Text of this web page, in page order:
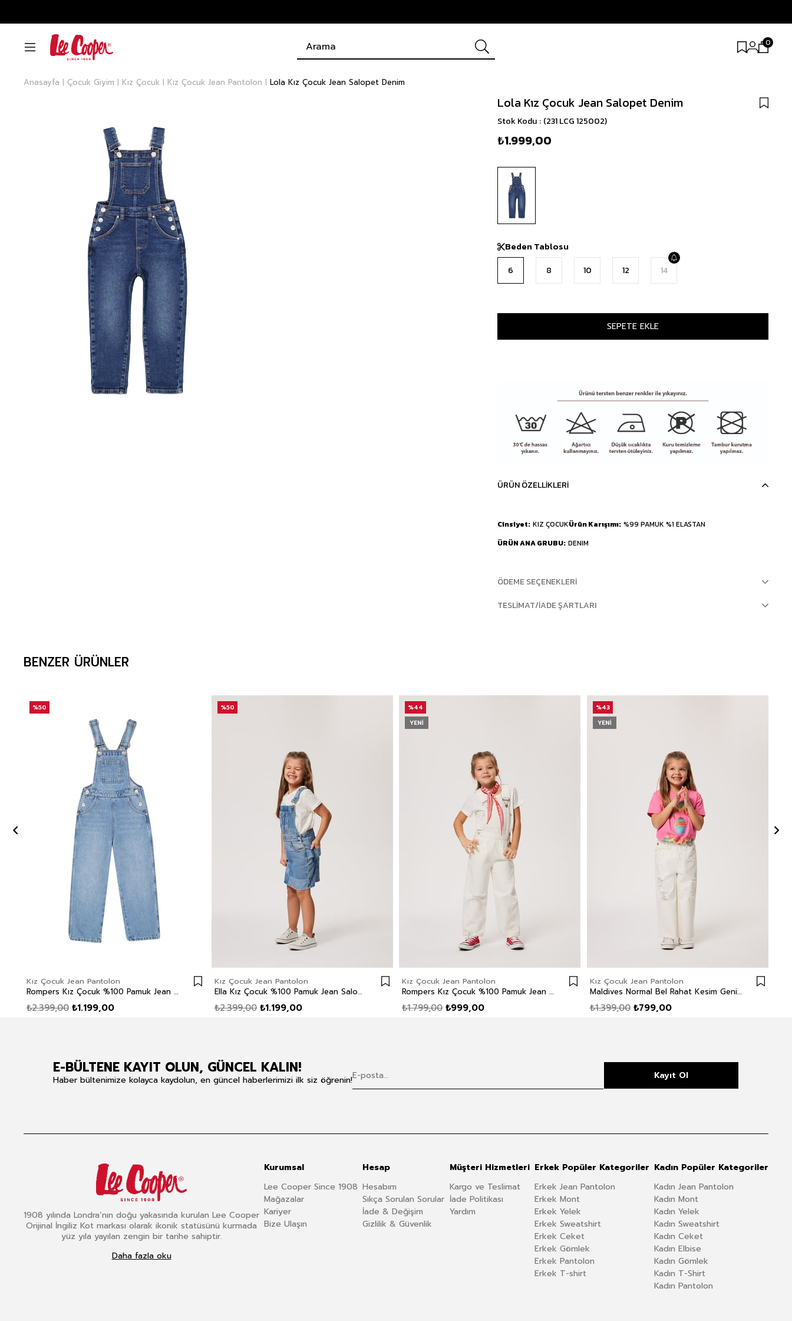
0
Anasayfa Çocuk Giyim Kız Çocuk Kız Çocuk Jean Pantolon Lola Kız Çocuk Jean Salopet Denim
Lola Kız Çocuk Jean Salopet Denim
Stok Kodu (231 LCG 125002)
₺1.999,00
Beden Tablosu
6 8 10 12 14
ÜRÜN ÖZELLIKLERI
Cinsiyet KIZ ÇOCUKÜrün Karışımı %99 PAMUK %1 ELASTAN
ÜRÜN ANA GRUBU DENIM
ÖDEME SEÇENEKLERI
TESLIMAT/İADE ŞARTLARI
BENZER ÜRÜNLER
Kız Çocuk Jean Pantolon
Rompers Kız Çocuk %100 Pamuk Jean Salopet Mid Blue
₺1.199,00
₺2.399,00
%50
Kız Çocuk Jean Pantolon
Ella Kız Çocuk %100 Pamuk Jean Salopet Light
₺1.199,00
₺2.399,00
%50
Kız Çocuk Jean Pantolon
Rompers Kız Çocuk %100 Pamuk Jean Salopet White Jean
₺999,00
₺1.799,00
%44
YENI
Kız Çocuk Jean Pantolon
Maldives Normal Bel Rahat Kesim Geniş Paça %100 Pamuk Beyaz Kız Çocuk Jean Pantolon
₺799,00
₺1.399,00
%43
YENI
E-BÜLTENE KAYIT OLUN, GÜNCEL KALIN!
Haber bültenimize kolayca kaydolun, en güncel haberlerimizi ilk siz öğrenin! Kayıt Ol
1908 yılında Londra’nın doğu yakasında kurulan Lee Cooper
Orijinal İngiliz Kot markası olarak ikonik statüsünü kurmada
yüz yıla yayılan zengin bir tarihe sahiptir.
Daha fazla oku
Kurumsal
Lee Cooper Since 1908
Mağazalar
Kariyer
Bize Ulaşın
Hesap
Hesabım
Sıkça Sorulan Sorular
İade & Değişim
Gizlilik & Güvenlik
Müşteri Hizmetleri
Kargo ve Teslimat
İade Politikası
Yardım
Erkek Popüler Kategoriler
Erkek Jean Pantolon
Erkek Mont
Erkek Yelek
Erkek Sweatshirt
Erkek Ceket
Erkek Gömlek
Erkek Pantolon
Erkek T-shirt
Kadın Popüler Kategoriler
Kadın Jean Pantolon
Kadın Mont
Kadın Yelek
Kadın Sweatshirt
Kadın Ceket
Kadın Elbise
Kadın Gömlek
Kadın T-Shirt
Kadın Pantolon